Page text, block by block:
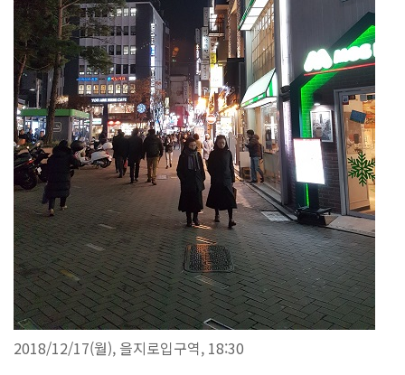
2018/12/17(월), 을지로입구역, 18:30